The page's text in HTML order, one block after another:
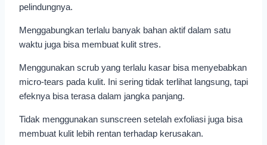
pelindungnya.
Menggabungkan terlalu banyak bahan aktif dalam satu
waktu juga bisa membuat kulit stres.
Menggunakan scrub yang terlalu kasar bisa menyebabkan
micro-tears pada kulit. Ini sering tidak terlihat langsung, tapi
efeknya bisa terasa dalam jangka panjang.
Tidak menggunakan sunscreen setelah exfoliasi juga bisa
membuat kulit lebih rentan terhadap kerusakan.